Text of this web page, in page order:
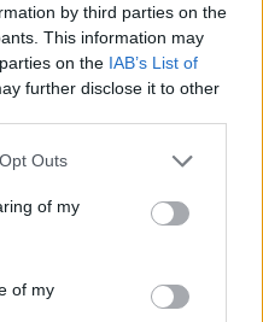
by third parties on the
This information may
on the IAB’s List of
further disclose it to other
uses one or more Google
You may click to
and its third-party tags to
purposes in below Google
Outs
of my
of my
arriva il Campo Base:
Palau: grande
suo racconto
sul centro accoglienza
gravissimi”